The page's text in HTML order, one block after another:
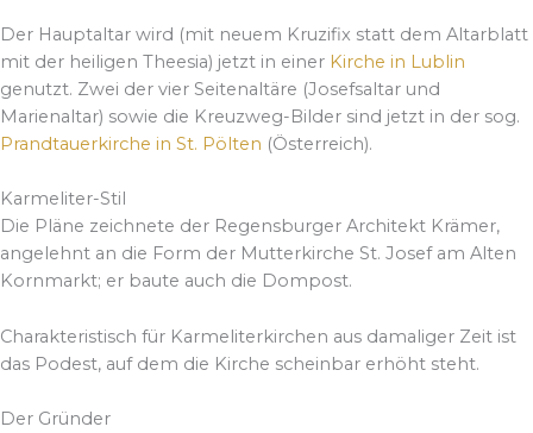
Der Hauptaltar wird (mit neuem Kruzifix statt dem Altarblatt
mit der heiligen Theesia) jetzt in einer Kirche in Lublin
genutzt. Zwei der vier Seitenaltäre (Josefsaltar und
Marienaltar) sowie die Kreuzweg-Bilder sind jetzt in der sog.
Prandtauerkirche in St. Pölten (Österreich).
Karmeliter-Stil
Die Pläne zeichnete der Regensburger Architekt Krämer,
angelehnt an die Form der Mutterkirche St. Josef am Alten
Kornmarkt; er baute auch die Dompost.
Charakteristisch für Karmeliterkirchen aus damaliger Zeit ist
das Podest, auf dem die Kirche scheinbar erhöht steht.
Der Gründer